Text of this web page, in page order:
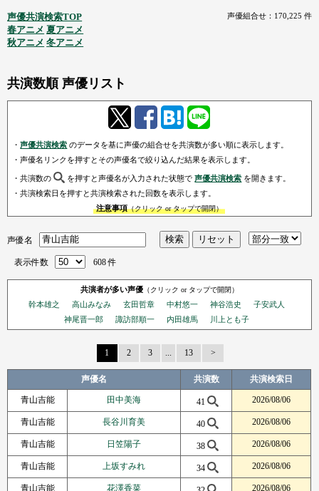
声優共演検索TOP
春アニメ 夏アニメ
秋アニメ 冬アニメ
声優組合せ：170,225 件
共演数順 声優リスト
・声優共演検索 のデータを基に声優の組合せを共演数が多い順に表示します。
・声優名リンクを押すとその声優名で絞り込んだ結果を表示します。
・共演数の を押すと声優名が入力された状態で声優共演検索 を開きます。
・共演検索日を押すと共演検索された回数を表示します。
注意事項（クリック or タップで開閉）
声優名
表示件数 608 件
共演者が多い声優（クリック or タップで開閉）
幹本雄之 高山みなみ 玄田哲章 中村悠一 神谷浩史
子安武人
神尾晋一郎
諏訪部順一 内田雄馬 川上とも子
1 2 3 ... 13
声優名 共演数 共演検索日
青山吉能 田中美海 41 2026/08/06
青山吉能 長谷川育美 40 2026/08/06
青山吉能 日笠陽子 38 2026/08/06
青山吉能 上坂すみれ 34 2026/08/06
青山吉能 花澤香菜 2026/08/06